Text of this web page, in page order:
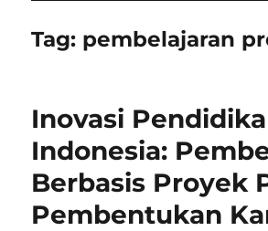
Tag: pembelajaran
Inovasi
Indonesia:
Berbasis Proyek
Pembentukan